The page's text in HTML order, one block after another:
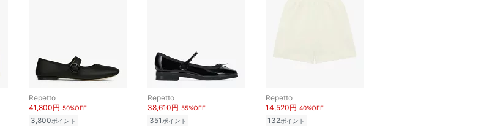
Repetto
41,800円 50%OFF
3,800ポイント
Repetto
38,610円 55%OFF
351 ポイント
Repetto
14,520円 40%OFF
132ポイント